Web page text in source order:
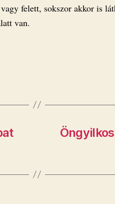
felett, sokszor akkor is
van.